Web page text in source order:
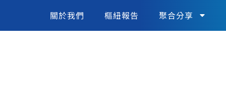
關於我們 樞紐報告 聚合分享